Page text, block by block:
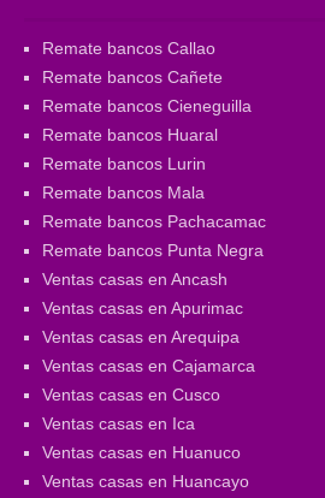
Remate bancos Callao
Remate bancos Cañete
Remate bancos Cieneguilla
Remate bancos Huaral
Remate bancos Lurin
Remate bancos Mala
Remate bancos Pachacamac
Remate bancos Punta Negra
Ventas casas en Ancash
Ventas casas en Apurimac
Ventas casas en Arequipa
Ventas casas en Cajamarca
Ventas casas en Cusco
Ventas casas en Ica
Ventas casas en Huanuco
Ventas casas en Huancayo